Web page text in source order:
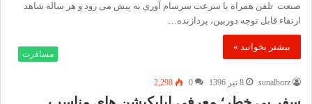
صنعت تلفن همراه با سرعت سرسام آوری به پیش می رود و هر ساله شاهد
ارتقاء قابل توجه دوربین، پردازنده…
بیشتر بخوانید »
مسافرت
sunalborz 8 تیر 1396 0
2,298